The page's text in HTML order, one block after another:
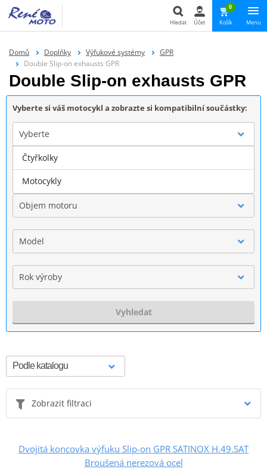
Hledat Účet
0
Košík Menu
Domů Doplňky Výfukové systémy
GPR
Double Slip-on exhausts GPR
Double Slip-on exhausts GPR
Vyberte si váš motocykl a zobrazte si kompatibilní součástky:
Vyberte
Značka
Objem motoru
Model
Rok výroby
Vyhledat
Zobrazit filtraci
Dvojitá koncovka výfuku Slip-on GPR SATINOX H.49.SAT
Broušená nerezová ocel
Čtyřkolky
Motocykly